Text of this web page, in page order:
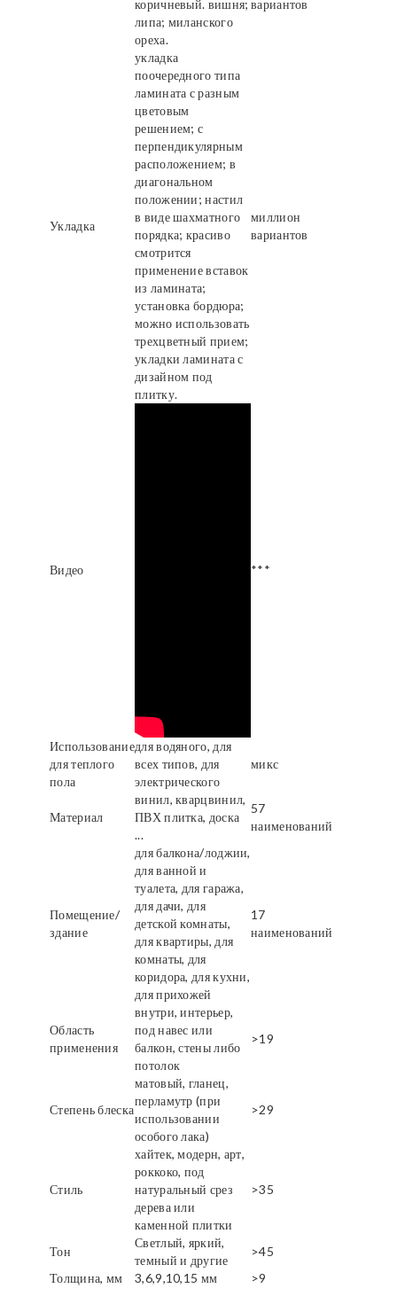
коричневый. вишня;
липа; миланского
ореха.
вариантов
Укладка
укладка
поочередного типа
ламината с разным
цветовым
решением; с
перпендикулярным
расположением; в
диагональном
положении; настил
в виде шахматного
порядка; красиво
смотрится
применение вставок
из ламината;
установка бордюра;
можно использовать
трехцветный прием;
укладки ламината с
дизайном под
плитку.
миллион
вариантов
Видео ***
Использование
для теплого
пола
для водяного, для
всех типов, для
электрического
микс
Материал
винил, кварцвинил,
ПВХ плитка, доска
...
57
наименований
Помещение/
здание
для балкона/лоджии,
для ванной и
туалета, для гаража,
для дачи, для
детской комнаты,
для квартиры, для
комнаты, для
коридора, для кухни,
для прихожей
17
наименований
Область
применения
внутри, интерьер,
под навес или
балкон, стены либо
потолок
>19
Степень блеска
матовый, гланец,
перламутр (при
использовании
особого лака)
>29
Стиль
хайтек, модерн, арт,
роккоко, под
натуральный срез
дерева или
каменной плитки
>35
Тон
Светлый, яркий,
темный и другие
>45
Толщина, мм
3,6,9,10,15 мм >9